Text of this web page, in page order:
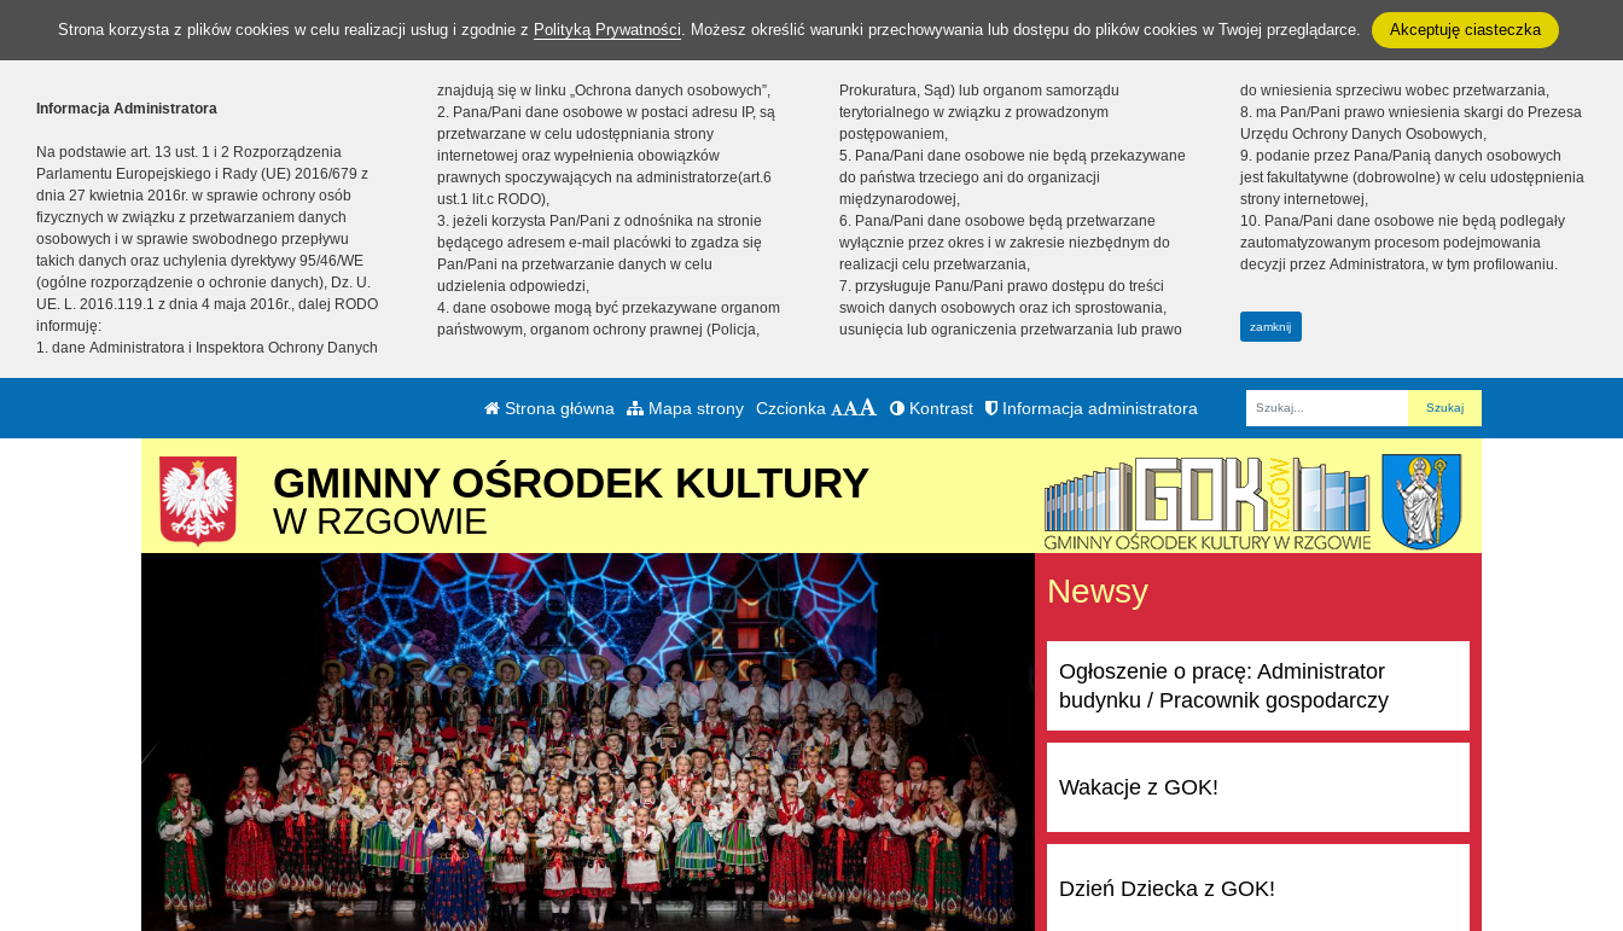
Strona korzysta z plików cookies w celu realizacji usług i zgodnie z Polityką Prywatności. Możesz określić warunki przechowywania lub dostępu do plików cookies w Twojej przeglądarce. Akceptuję ciasteczka
Informacja Administratora
Na podstawie art. 13 ust. 1 i 2 Rozporządzenia
Parlamentu Europejskiego i Rady (UE) 2016/679 z
dnia 27 kwietnia 2016r. w sprawie ochrony osób
fizycznych w związku z przetwarzaniem danych
osobowych i w sprawie swobodnego przepływu
takich danych oraz uchylenia dyrektywy 95/46/WE
(ogólne rozporządzenie o ochronie danych), Dz. U.
UE. L. 2016.119.1 z dnia 4 maja 2016r., dalej RODO
informuję:
1. dane Administratora i Inspektora Ochrony Danych
znajdują się w linku „Ochrona danych osobowych”,
2. Pana/Pani dane osobowe w postaci adresu IP, są
przetwarzane w celu udostępniania strony
internetowej oraz wypełnienia obowiązków
prawnych spoczywających na administratorze(art.6
ust.1 lit.c RODO),
3. jeżeli korzysta Pan/Pani z odnośnika na stronie
będącego adresem e-mail placówki to zgadza się
Pan/Pani na przetwarzanie danych w celu
udzielenia odpowiedzi,
4. dane osobowe mogą być przekazywane organom
państwowym, organom ochrony prawnej (Policja,
Prokuratura, Sąd) lub organom samorządu
terytorialnego w związku z prowadzonym
postępowaniem,
5. Pana/Pani dane osobowe nie będą przekazywane
do państwa trzeciego ani do organizacji
międzynarodowej,
6. Pana/Pani dane osobowe będą przetwarzane
wyłącznie przez okres i w zakresie niezbędnym do
realizacji celu przetwarzania,
7. przysługuje Panu/Pani prawo dostępu do treści
swoich danych osobowych oraz ich sprostowania,
usunięcia lub ograniczenia przetwarzania lub prawo
do wniesienia sprzeciwu wobec przetwarzania,
8. ma Pan/Pani prawo wniesienia skargi do Prezesa
Urzędu Ochrony Danych Osobowych,
9. podanie przez Pana/Panią danych osobowych
jest fakultatywne (dobrowolne) w celu udostępnienia
strony internetowej,
10. Pana/Pani dane osobowe nie będą podlegały
zautomatyzowanym procesom podejmowania
decyzji przez Administratora, w tym profilowaniu.
zamknij
Strona główna Mapa strony Czcionka Kontrast Informacja administratora
Fraza
GMINNY OŚRODEK KULTURY
W RZGOWIE
Newsy
Ogłoszenie o pracę: Administrator
budynku / Pracownik gospodarczy
Wakacje z GOK!
Dzień Dziecka z GOK!